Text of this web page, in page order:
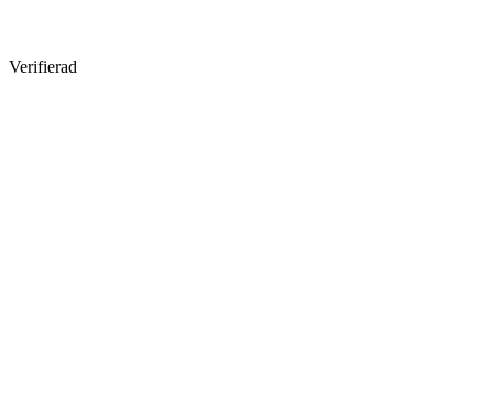
Verifierad